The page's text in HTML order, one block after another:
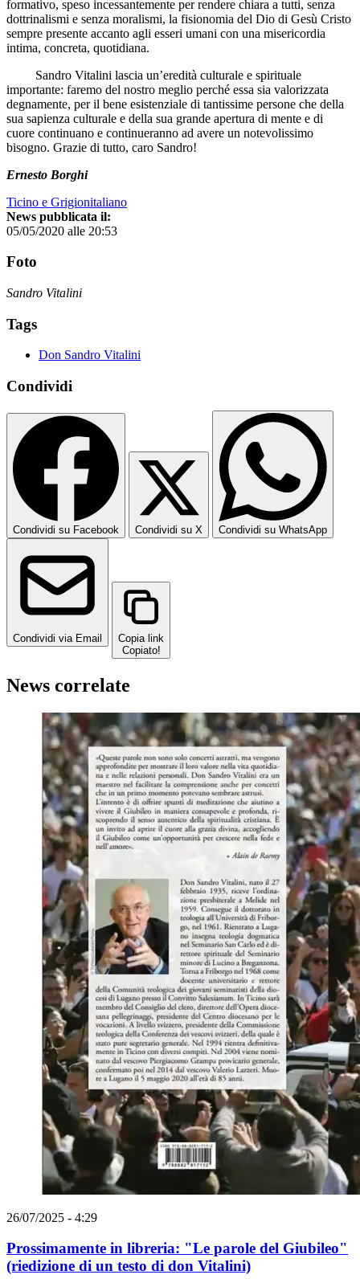
formativo, speso incessantemente per rendere chiara a tutti, senza
dottrinalismi e senza moralismi, la fisionomia del Dio di Gesù Cristo
sempre presente accanto agli esseri umani con una misericordia
intima, concreta, quotidiana.
Sandro Vitalini lascia un’eredità culturale e spirituale
importante: faremo del nostro meglio perché essa sia valorizzata
degnamente, per il bene esistenziale di tantissime persone che della
sua sapienza culturale e della sua grande apertura di mente e di
cuore continuano e continueranno ad avere un notevolissimo
bisogno. Grazie di tutto, caro Sandro!
Ernesto Borghi
Ticino e Grigionitaliano
News pubblicata il:
05/05/2020 alle 20:53
Foto
Sandro Vitalini
Tags
Don Sandro Vitalini
Condividi
Condividi su Facebook Condividi su X Condividi su WhatsApp
Condividi via Email
Copia link
Copiato!
News correlate
26/07/2025 - 4:29
Prossimamente in libreria: "Le parole del Giubileo"
(riedizione di un testo di don Vitalini)